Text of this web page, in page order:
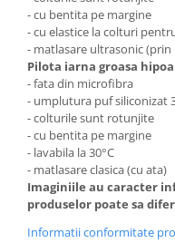
- cu bentita pe margine
- cu elastice la colturi
- matlasare ultrasonic (prin
Pilota iarna groasa
- fata din microfibra
- umplutura puf siliconizat
- colturile sunt rotunjite
- cu bentita pe margine
- lavabila la 30°C
- matlasare clasica (cu ata)
Imaginiile au caracter
produselor poate sa
Informatii conformitate